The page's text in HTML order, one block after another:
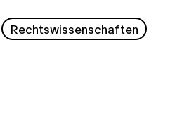
Rechtswissenschaften